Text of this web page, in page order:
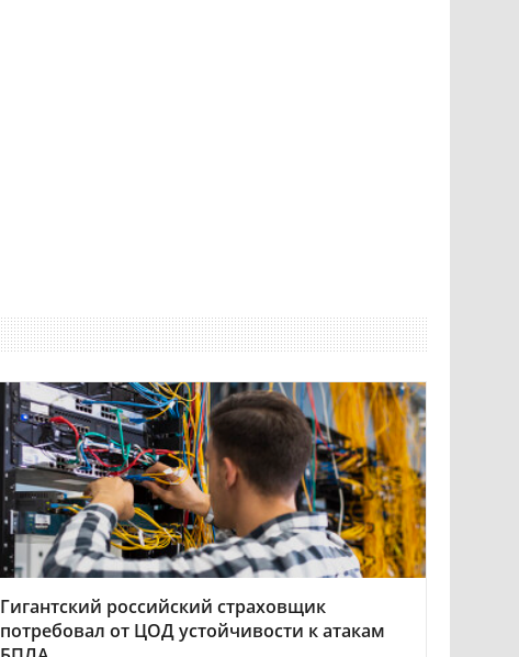
Гигантский российский страховщик
потребовал от ЦОД устойчивости к атакам